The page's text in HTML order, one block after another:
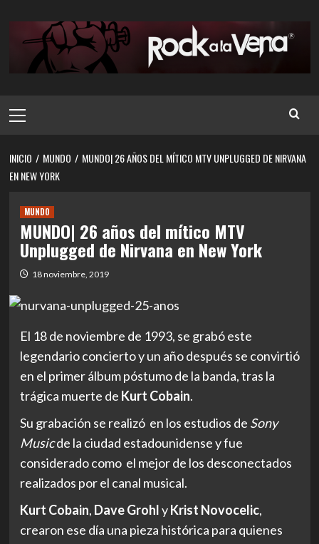
contenido
principal
INICIO MUNDO
MUNDO| 26 AÑOS DEL MÍTICO MTV UNPLUGGED DE NIRVANA
EN NEW YORK
MUNDO
MUNDO| 26 años del mítico MTV
Unplugged de Nirvana en New York
18 noviembre, 2019
El 18 de noviembre de 1993, se grabó este
legendario concierto y un año después se convirtió
en el primer álbum póstumo de la banda, tras la
trágica muerte de Kurt Cobain.
Su grabación se realizó en los estudios de Sony
Musicde la ciudad estadounidense y fue
considerado como el mejor de los desconectados
realizados por el canal musical.
Kurt Cobain, Dave GrohlyKrist Novocelic,
crearon ese día una pieza histórica para quienes